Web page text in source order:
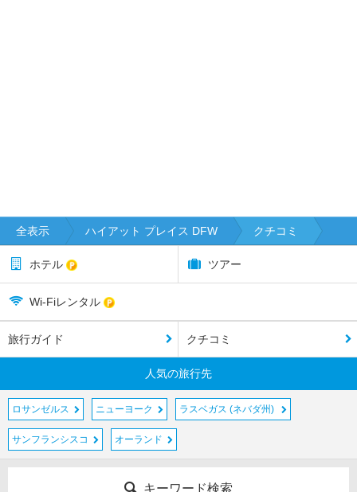
全表示 ハイアット プレイス DFW クチコミ
ホテル ツアー
Wi-Fiレンタル
旅行ガイド クチコミ
人気の旅行先
ロサンゼルス ニューヨーク ラスベガス (ネバダ州)
サンフランシスコ オーランド
キーワード検索